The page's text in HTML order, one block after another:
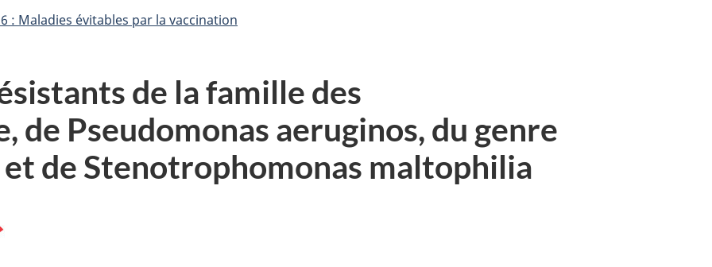
: Maladies évitables par la vaccination
de la famille des
de Pseudomonas aeruginos, du genre
de Stenotrophomonas maltophilia